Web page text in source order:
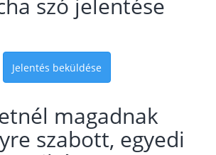
szó jelentése
Jelentés beküldése
magadnak
szabott, egyedi